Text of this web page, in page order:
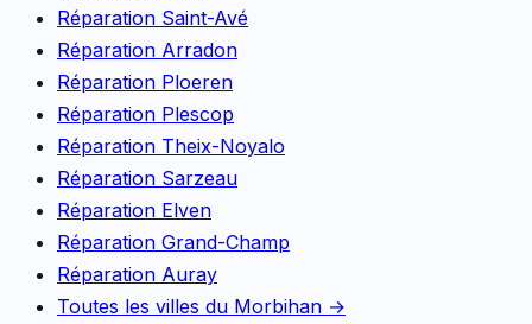
Réparation Saint-Avé
Réparation Arradon
Réparation Ploeren
Réparation Plescop
Réparation Theix-Noyalo
Réparation Sarzeau
Réparation Elven
Réparation Grand-Champ
Réparation Auray
Toutes les villes du Morbihan →